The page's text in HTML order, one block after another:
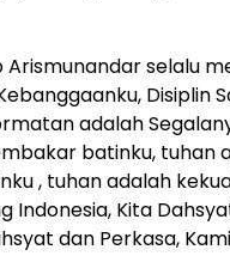
selalu
Disiplin
adalah
batinku, tuhan
, tuhan adalah
Indonesia, Kita
dan Perkasa,